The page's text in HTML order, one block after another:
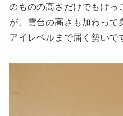
のものの高さだけでもけっ
が、雲台の高さも加わって
アイレベルまで届く勢いで